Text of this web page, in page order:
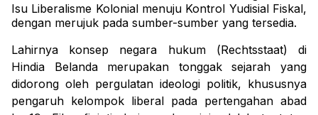
Isu Liberalisme Kolonial menuju Kontrol Yudisial Fiskal,
dengan merujuk pada sumber-sumber yang tersedia.
Lahirnya konsep negara hukum (Rechtsstaat) di
Hindia Belanda merupakan tonggak sejarah yang
didorong oleh pergulatan ideologi politik, khususnya
pengaruh kelompok liberal pada pertengahan abad